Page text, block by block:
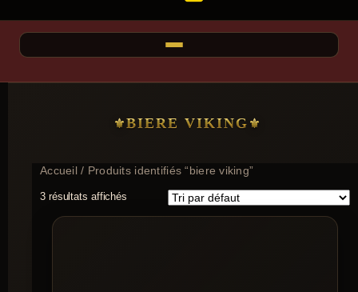
BIERE VIKING
Accueil/ Produits identifiés “biere viking”
3 résultats affichés